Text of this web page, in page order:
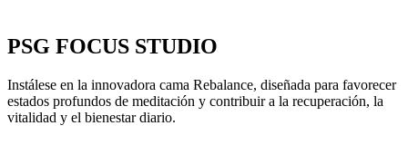
PSG FOCUS STUDIO
Instálese en la innovadora cama Rebalance, diseñada para favorecer
estados profundos de meditación y contribuir a la recuperación, la
vitalidad y el bienestar diario.